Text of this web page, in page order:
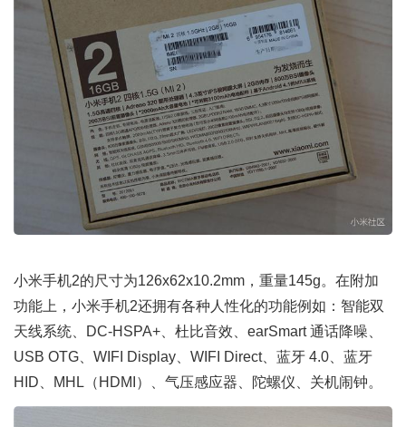
小米手机2的尺寸为126x62x10.2mm，重量145g。在附加
功能上，小米手机2还拥有各种人性化的功能例如：智能双
天线系统、DC-HSPA+、杜比音效、earSmart 通话降噪、
USB OTG、WIFI Display、WIFI Direct、蓝牙 4.0、蓝牙
HID、MHL（HDMI）、气压感应器、陀螺仪、关机闹钟。